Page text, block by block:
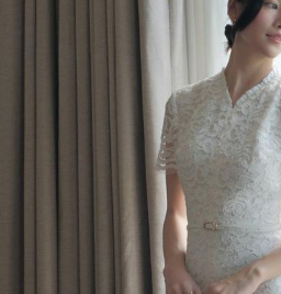
Đọc Thanh Niên trên điện thoại